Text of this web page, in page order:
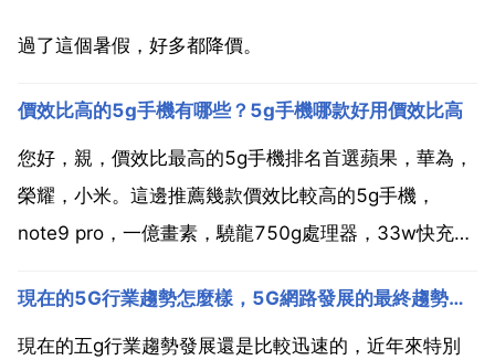
過了這個暑假，好多都降價。
價效比高的5g手機有哪些？5g手機哪款好用價效比高
您好，親，價效比最高的5g手機排名首選蘋果，華為，
榮耀，小米。這邊推薦幾款價效比較高的5g手機，
note9 pro，一億畫素，驍龍750g處理器，33w快充，
4300mah續航，4000萬高感光影像系統，6.63英寸升
降全面屏 3.華為暢享20...
現在的5G行業趨勢怎麼樣，5G網路發展的最終趨勢是什麼？
現在的五g行業趨勢發展還是比較迅速的，近年來特別